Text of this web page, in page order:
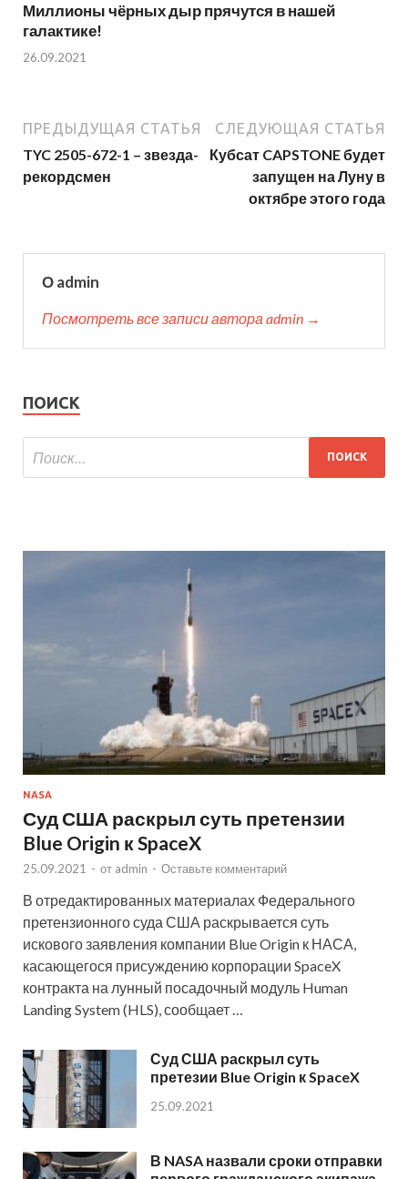
Миллионы чёрных дыр прячутся в нашей
галактике!
26.09.2021
ПРЕДЫДУЩАЯ СТАТЬЯ
TYC 2505-672-1 – звезда-
рекордсмен
СЛЕДУЮЩАЯ СТАТЬЯ
Кубсат CAPSTONE будет
запущен на Луну в
октябре этого года
О admin
Посмотреть все записи автора admin →
ПОИСК
NASA
Суд США раскрыл суть претензии
Blue Origin к SpaceX
25.09.2021 - от admin - Оставьте комментарий
В отредактированных материалах Федерального
претензионного суда США раскрывается суть
искового заявления компании Blue Origin к НАСА,
касающегося присуждению корпорации SpaceX
контракта на лунный посадочный модуль Human
Landing System (HLS), сообщает …
Суд США раскрыл суть
претезии Blue Origin к SpaceX
25.09.2021
В NASA назвали сроки отправки